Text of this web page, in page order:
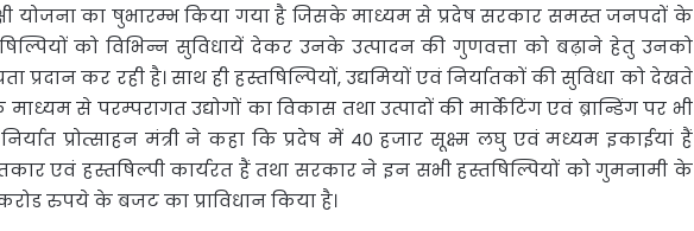
योजना का षुभारम्भ किया गया है जिसके माध्यम से प्रदेष सरकार समस्त जनपदों के
को विभिन्न सुविधायें देकर उनके उत्पादन की गुणवत्ता को बढ़ाने हेतु उनको
कर रही है। साथ ही हस्तषिल्पियों, उद्यमियों एवं निर्यातकों की सुविधा को देखते
से परम्परागत उद्योगों का विकास तथा उत्पादों की मार्केटिंग एवं ब्रान्डिंग पर भी
प्रोत्साहन मंत्री ने कहा कि प्रदेष में 40 हजार सूक्ष्म लघु एवं मध्यम इकाईयां हैं
एवं हस्तषिल्पी कार्यरत हैं तथा सरकार ने इन सभी हस्तषिल्पियों को गुमनामी के
रुपये के बजट का प्राविधान किया है।